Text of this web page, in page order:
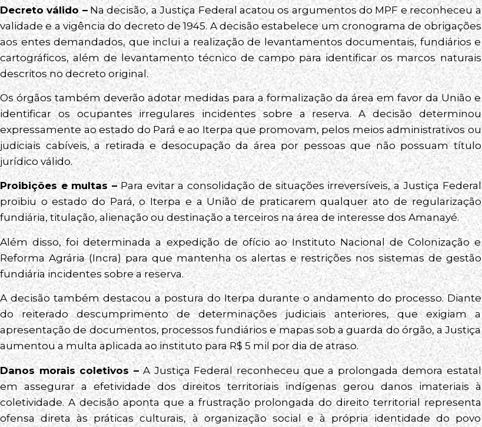
Decreto válido –Na decisão, a Justiça Federal acatou os argumentos do MPF e reconheceu a
validade e a vigência do decreto de 1945. A decisão estabelece um cronograma de obrigações
aos entes demandados, que inclui a realização de levantamentos documentais, fundiários e
cartográficos, além de levantamento técnico de campo para identificar os marcos naturais
descritos no decreto original.
Os órgãos também deverão adotar medidas para a formalização da área em favor da União e
identificar os ocupantes irregulares incidentes sobre a reserva. A decisão determinou
expressamente ao estado do Pará e ao Iterpa que promovam, pelos meios administrativos ou
judiciais cabíveis, a retirada e desocupação da área por pessoas que não possuam título
jurídico válido.
Proibições e multas –Para evitar a consolidação de situações irreversíveis, a Justiça Federal
proibiu o estado do Pará, o Iterpa e a União de praticarem qualquer ato de regularização
fundiária, titulação, alienação ou destinação a terceiros na área de interesse dos Amanayé.
Além disso, foi determinada a expedição de ofício ao Instituto Nacional de Colonização e
Reforma Agrária (Incra) para que mantenha os alertas e restrições nos sistemas de gestão
fundiária incidentes sobre a reserva.
A decisão também destacou a postura do Iterpa durante o andamento do processo. Diante
do reiterado descumprimento de determinações judiciais anteriores, que exigiam a
apresentação de documentos, processos fundiários e mapas sob a guarda do órgão, a Justiça
aumentou a multa aplicada ao instituto para R$ 5 mil por dia de atraso.
Danos morais coletivos –A Justiça Federal reconheceu que a prolongada demora estatal
em assegurar a efetividade dos direitos territoriais indígenas gerou danos imateriais à
coletividade. A decisão aponta que a frustração prolongada do direito territorial representa
ofensa direta às práticas culturais, à organização social e à própria identidade do povo